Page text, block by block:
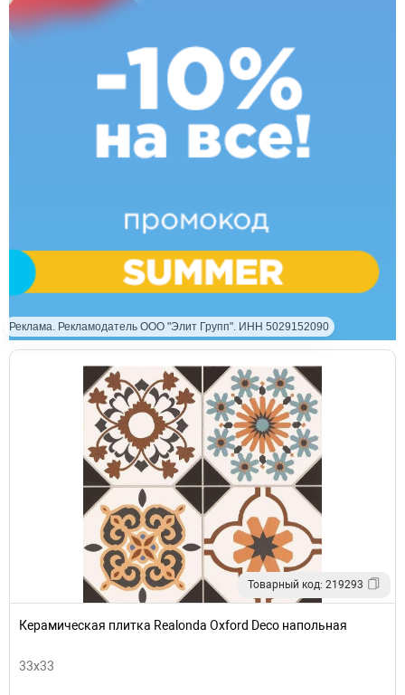
Реклама. Рекламодатель ООО "Элит Групп". ИНН 5029152090
Товарный код: 219293
Керамическая плитка Realonda Oxford Deco напольная
33x33